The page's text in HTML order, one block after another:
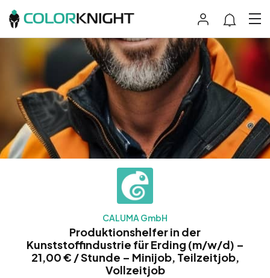
CALUMA GmbH
Produktionshelfer in der
Kunststoffindustrie für Erding (m/w/d) –
21,00 € / Stunde – Minijob, Teilzeitjob,
Vollzeitjob